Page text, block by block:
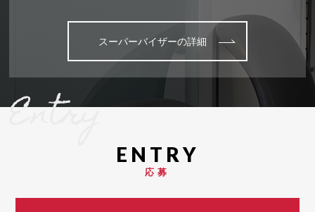
スーパーバイザーの詳細
応募
Entry